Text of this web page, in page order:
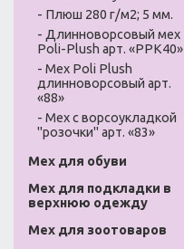
- Плюш 280 г/м2; 5 мм.
- Длинноворсовый мех
Poli-Plush арт. «PPK40»
- Мех Poli Plush
длинноворсовый арт.
«88»
- Мех с ворсоукладкой
"розочки" арт. «83»
Мех для обуви
Мех для подкладки в
верхнюю одежду
Мех для зоотоваров